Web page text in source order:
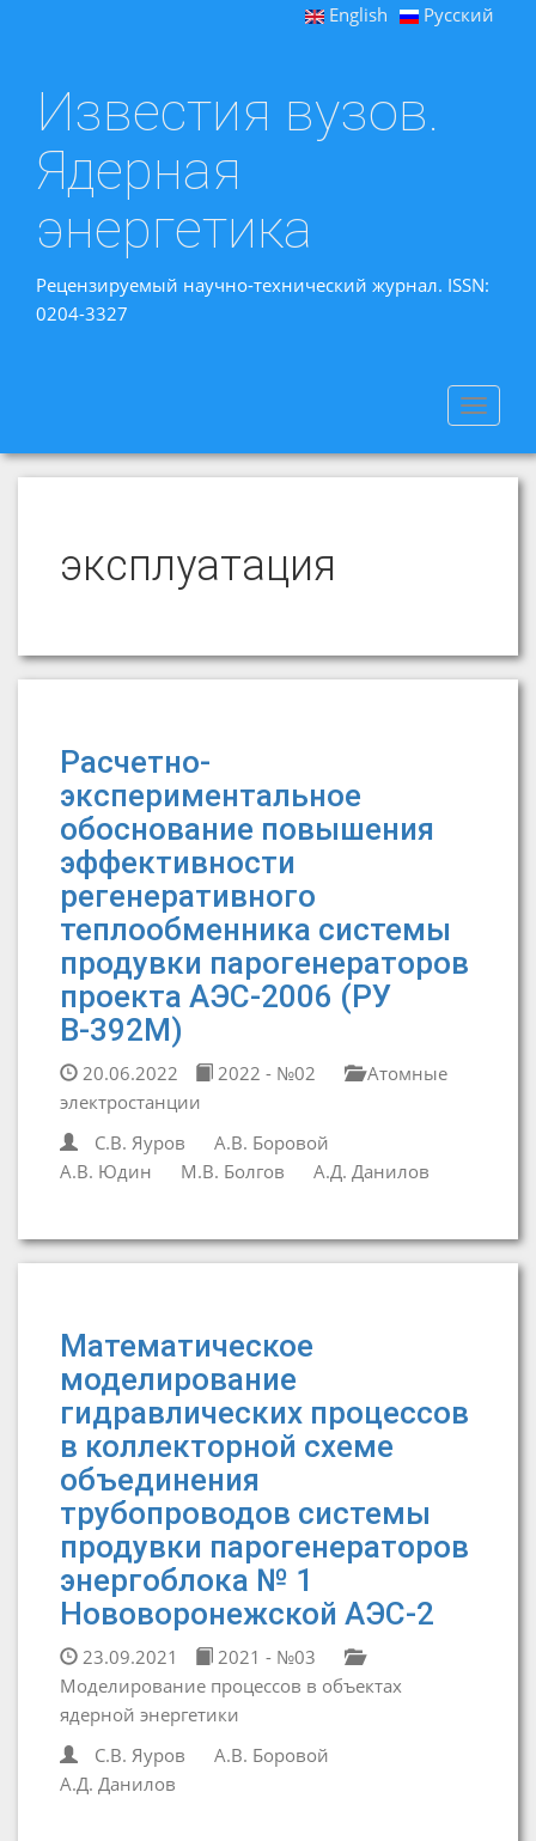
English Русский
Известия вузов.
Ядерная
энергетика
Рецензируемый научно-технический журнал. ISSN:
0204-3327
Toggle
эксплуатация
Расчетно-
экспериментальное
обоснование повышения
эффективности
регенеративного
теплообменника системы
продувки парогенераторов
проекта АЭС-2006 (РУ
В-392М)
20.06.2022 2022 - №02
Атомные
электростанции
С.В. Яуров
А.В. Боровой
А.В. Юдин
М.В. Болгов А.Д. Данилов
Математическое
моделирование
гидравлических процессов
в коллекторной схеме
объединения
трубопроводов системы
продувки парогенераторов
энергоблока № 1
Нововоронежской АЭС-2
23.09.2021
2021 - №03
Моделирование процессов в объектах
ядерной энергетики
С.В. Яуров
А.В. Боровой
А.Д. Данилов